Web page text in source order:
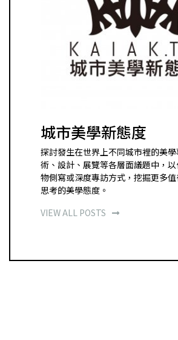
城市美學新態度
探討發生在世界上不同城市裡的美
術、設計、展覽等各層面議題中，
物側寫或深度專訪方式，挖掘更多
思考的美學態度。
VIEW ALL POSTS